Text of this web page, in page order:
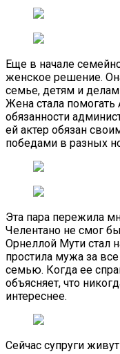
Еще в начале
женское решение.
семье, детям и
Жена стала
обязанности
ей актер обязан
победами в разных
Эта пара пережила
Челентано не смог
Орнеллой Мути стал
простила мужа за
семью. Когда ее
объясняет, что
интереснее.
Сейчас супруги